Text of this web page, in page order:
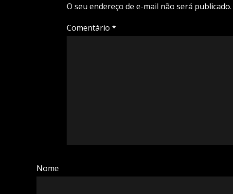
O seu endereço de e-mail não será publicado.
Comentário *
Nome